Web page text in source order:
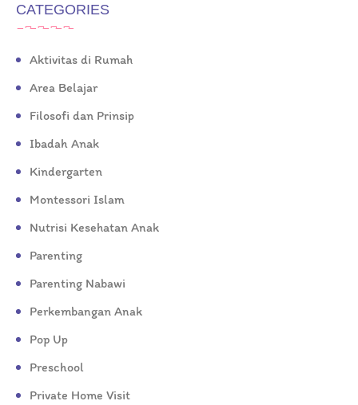
CATEGORIES
Aktivitas di Rumah
Area Belajar
Filosofi dan Prinsip
Ibadah Anak
Kindergarten
Montessori Islam
Nutrisi Kesehatan Anak
Parenting
Parenting Nabawi
Perkembangan Anak
Pop Up
Preschool
Private Home Visit